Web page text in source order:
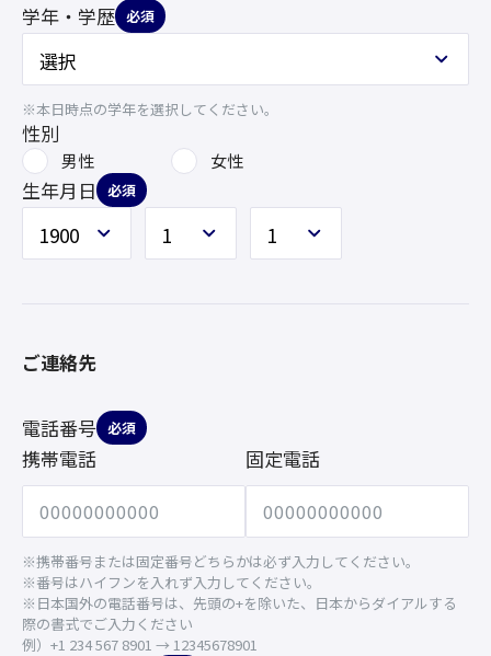
学年・学歴 必須
※本日時点の学年を選択してください。
性別
男性 女性
生年月日 必須
ご連絡先
電話番号 必須
携帯電話 固定電話
※携帯番号または固定番号どちらかは必ず入力してください。
※番号はハイフンを入れず入力してください。
※日本国外の電話番号は、先頭の+を除いた、日本からダイアルする
際の書式でご入力ください
例）+1 234 567 8901 → 12345678901